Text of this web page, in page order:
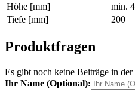
Höhe [mm]
min.
Tiefe [mm]
200
Produktfragen
Es gibt noch keine Beiträge in
Ihr Name (Optional):